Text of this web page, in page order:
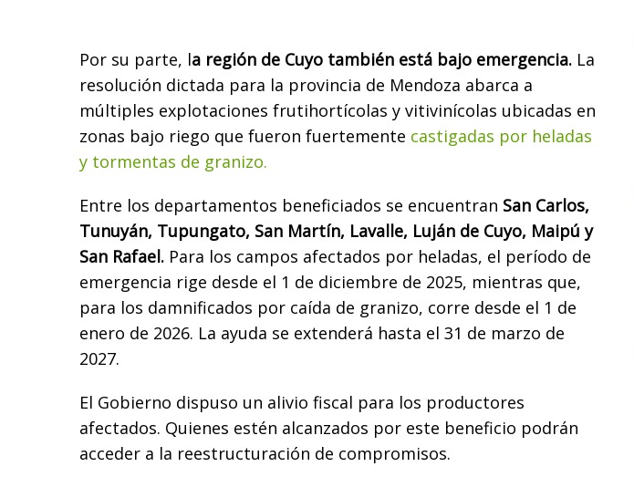
Por su parte, la región de Cuyo también está bajo emergencia. La
resolución dictada para la provincia de Mendoza abarca a
múltiples explotaciones frutihortícolas y vitivinícolas ubicadas en
zonas bajo riego que fueron fuertemente castigadas por heladas
y tormentas de granizo.
Entre los departamentos beneficiados se encuentran San Carlos,
Tunuyán, Tupungato, San Martín, Lavalle, Luján de Cuyo, Maipú y
San Rafael. Para los campos afectados por heladas, el período de
emergencia rige desde el 1 de diciembre de 2025, mientras que,
para los damnificados por caída de granizo, corre desde el 1 de
enero de 2026. La ayuda se extenderá hasta el 31 de marzo de
2027.
El Gobierno dispuso un alivio fiscal para los productores
afectados. Quienes estén alcanzados por este beneficio podrán
acceder a la reestructuración de compromisos.